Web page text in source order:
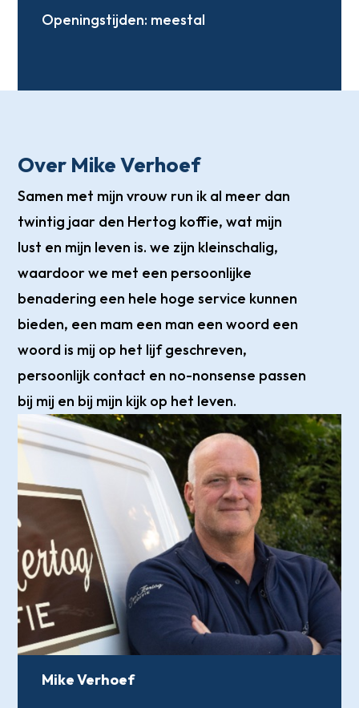
Openingstijden: meestal
Over Mike Verhoef
Samen met mijn vrouw run ik al meer dan
twintig jaar den Hertog koffie, wat mijn
lust en mijn leven is. we zijn kleinschalig,
waardoor we met een persoonlijke
benadering een hele hoge service kunnen
bieden, een mam een man een woord een
woord is mij op het lijf geschreven,
persoonlijk contact en no-nonsense passen
bij mij en bij mijn kijk op het leven.
Mike Verhoef